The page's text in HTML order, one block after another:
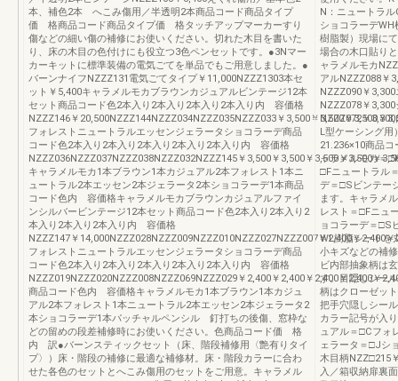
本、補色2本 へこみ傷用／半透明2本商品コード商品タイプ
価 格商品コード商品タイプ価 格タッチアップマーカーすり
傷などの細い傷の補修にお使いください。切れた木目を書いた
り、床の木目の色付けにも役立つ3色ペンセットです。●3Nマー
カーキットに標準装備の電気ごてを単品でもご用意しました。●
バーンナイフNZZZ131電気ごてタイプ￥11,000NZZZ1303本セ
ット￥5,400キャラメルモカブラウンカジュアルビンテージ12本
セット商品コード色2本入り2本入り2本入り2本入り内 容価格
NZZZ146￥20,500NZZZ144NZZZ034NZZZ035NZZZ033￥3,500￥3,500￥3,500￥
フォレストニュートラルエッセンジェラータショコラーデ商品
コード色2本入り2本入り2本入り2本入り2本入り内 容価格
NZZZ036NZZZ037NZZZ038NZZZ032NZZZ145￥3,500￥3,500￥3,500￥3,500￥
キャラメルモカ1本ブラウン1本カジュアル2本フォレスト1本ニ
ュートラル2本エッセン2本ジェラータ2本ショコラーデ1本商品
コード色内 容価格キャラメルモカブラウンカジュアルファイ
ンシルバービンテージ12本セット商品コード色2本入り2本入り2
本入り2本入り2本入り内 容価格
NZZZ147￥14,000NZZZ028NZZZ009NZZZ010NZZZ027NZZZ007￥2,400￥2,400￥
フォレストニュートラルエッセンジェラータショコラーデ商品
コード色2本入り2本入り2本入り2本入り2本入り内 容価格
NZZZ019NZZZ020NZZZ008NZZZ069NZZZ029￥2,400￥2,400￥2,400￥2,400￥
商品コード色内 容価格キャラメルモカ1本ブラウン1本カジュ
アル2本フォレスト1本ニュートラル2本エッセン2本ジェラータ2
本ショコラーデ1本パッチャルペンシル 釘打ちの後傷、窓枠な
どの留めの段差補修時にお使いください。色商品コード価 格
内 訳●バーンスティックセット（床、階段補修用〈艶有りタイ
プ〉）床・階段の補修に最適な補修材。床・階段カラーに合わ
せた各色のセットとへこみ傷用のセットをご用意。キャラメル
N：ニュートラ
ショコラーデ
樹脂製）現場に
場合の木口貼り
ャラメルモカ
アルNZZZ088￥
NZZZ090￥
NZZZ078￥
NZZZ072￥
L型ケーシング用
21.236×10商品
ャラメルモカ＝
□Fニュートラル
デ＝□Sビンテー
ます。キャラメ
レスト＝□Fニュ
ョコラーデ＝□S
WL樹脂シートを
小キズなどの補
ビ内部抽象柄は
す。目隠しシー
柄はクローゼッ
把手穴隠しシー
カラー記号が入
ュアル＝□Cフォ
ェラータ＝□Jシ
木目柄NZZ□215
入／箱収納扉裏